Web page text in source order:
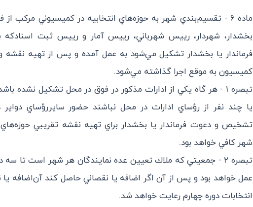
ماده 6 - تقسيم‌بندي شهر به حوزه‌هاي انتخابيه در كميسيوني مركب از
بخشدار، شهردار، رييس شهرباني، رييس آمار و رييس ثبت
فرماندار يا بخشدار تشكيل مي‌شود به عمل آمده و پس از تهيه
كميسيون به موقع اجرا گذاشته مي‌شود.
‌تبصره 1 - هر گاه يكي از ادارات مذكور در فوق در محل تشكيل نشده
يا چند نفر از رؤساي ادارات در محل نباشند حضور ساير‌رؤساي دواير
تشخيص و دعوت فرماندار يا بخشدار براي تهيه نقشه تقريبي حوزه‌هاي
شهر كافي خواهد بود.
‌تبصره 2 - جمعيتي كه ملاك تعيين عده نمايندگان هر شهر است تا سه
عمل خواهد بود و پس از آن اگر اضافه يا نقصاني حاصل كند آن‌اضافه يا
انتخابات دوره چهارم رعايت خواهد شد.